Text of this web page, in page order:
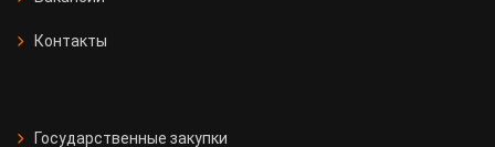
Контакты
Государственные закупки